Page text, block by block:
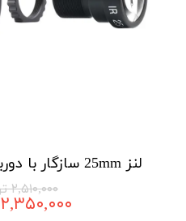
لنز 25mm سازگار با دوربین M12 رزبری پای
۲,۵۱۰,۰۰۰ تومان
۲,۳۵۰,۰۰۰ تومان